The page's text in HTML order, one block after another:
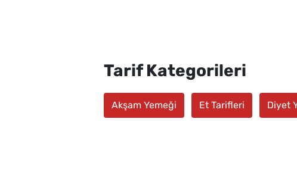
Tarif Kategorileri
Akşam Yemeği Et Tarifleri Diyet